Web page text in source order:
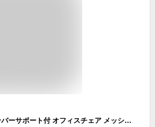
【本日クーポン5%引】 ランバーサポート付 オフィスチェア メッシュ チェア デスクチェア アームレスト 肘付き 肘付 ロッキング機能 ワークチェア デスク用チェア メッシュチェア ランバーサポート ゲーミングチェア ハイバック ブラック ホワイト グレー おしゃれ